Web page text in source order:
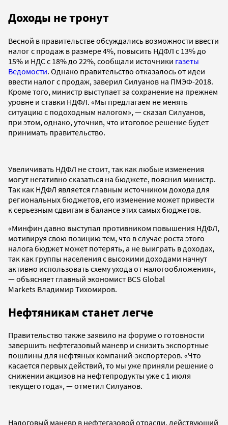
Доходы не тронут
Весной в правительстве обсуждались возможности ввести
налог с продаж в размере 4%, повысить НДФЛ с 13% до
15% и НДС с 18% до 22%, сообщали источники газеты
Ведомости. Однако правительство отказалось от идеи
ввести налог с продаж, заверил Силуанов на ПМЭФ-2018.
Кроме того, министр выступает за сохранение на прежнем
уровне и ставки НДФЛ. «Мы предлагаем не менять
ситуацию с подоходным налогом», — сказал Силуанов,
при этом, однако, уточнив, что итоговое решение будет
принимать правительство.
Увеличивать НДФЛ не стоит, так как любые изменения
могут негативно сказаться на бюджете, пояснил министр.
Так как НДФЛ является главным источником дохода для
региональных бюджетов, его изменение может привести
к серьезным сдвигам в балансе этих самых бюджетов.
«Минфин давно выступал противником повышения НДФЛ,
мотивируя свою позицию тем, что в случае роста этого
налога бюджет может потерять, а не выиграть в доходах,
так как группы населения с высокими доходами начнут
активно использовать схему ухода от налогообложения»,
— объясняет главный экономист BCS Global
Markets Владимир Тихомиров.
Нефтяникам станет легче
Правительство также заявило на форуме о готовности
завершить нефтегазовый маневр и снизить экспортные
пошлины для нефтяных компаний-экспортеров. «Что
касается первых действий, то мы уже приняли решение о
снижении акцизов на нефтепродукты уже с 1 июля
текущего года», — отметил Силуанов.
Налоговый маневр в нефтегазовой отрасли, действующий